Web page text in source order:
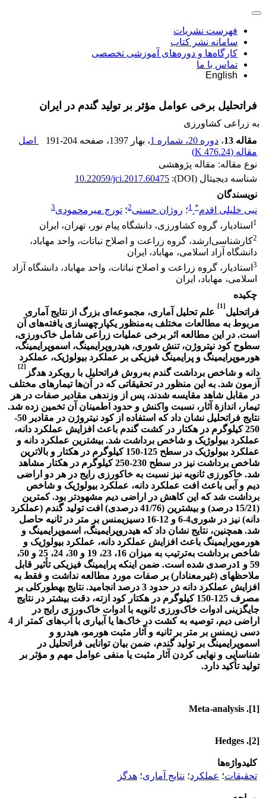
فهرست نشریات
سامانه نشر کتاب
کارگاه‌ها و دوره‌های آموزشی تخصصی
تماس با ما
English
فراتحلیل برخی عوامل مؤثر بر تولید گندم در ایران
به زراعی کشاورزی
مقاله 13
، دوره 20، شماره 1 ، بهار 1397 ، صفحه 191-204
اصل
مقاله (476.24 K
)
نوع مقاله: مقاله پژوهشی
شناسه دیجیتال (DOI):
10.22059/jci.2017.60475
نویسندگان
نبی خلیلی اقدم*
1؛ روژان حسنی2؛ تورج میرمحمودی3
1 استادیار، گروه کشاورزی، دانشگاه پیام نور، تهران، ایران
2کارشناسی‌ارشد، گروه زراعت و اصلاح نباتات، واحد مهاباد،
دانشگاه آزاد اسلامی، مهاباد، ایران
3 استادیار، گروه زراعت و اصلاح نباتات، واحد مهاباد، دانشگاه آزاد
اسلامی، مهاباد، ایران
چکیده
فراتحلیل
[1]
علم تحلیل آماری، مجموعه‌ای بزرگ از نتایج آماری
مربوط به مطالعات مختلف به‌منظور یکپارچه‏سازی یافته‌های آن
است. در این مطالعه اثر برخی عملیات زراعی شامل خاک‌ورزی،
سطوح کود نیتروژن، تنش شوری، هیدروپرایمینگ، اسموپرایمینگ،
هورموپرایمینگ و پرایمینگ فیزیکی بر عملکرد بیولوژیک، عملکرد
دانه و شاخص برداشت گندم به‌روش فراتحلیل با رویکرد هدگز
[2]
آزمون شد. به این منظور در تحقیقاتی که در آن‌ها تیمار‌های مختلف
در مقابل شاهد مقایسه شدند، پس از وزن‏دهی مقادیر صفات در هر
تیمار، اندازة آثار، نسبت واکنش و حدود اطمینان آن تخمین زده شد.
نتایج فراتحلیل نشان داد که استفاده از کود نیتروژن در مقادیر 50-
250 کیلوگرم در هکتار در کشت گندم باعث افزایش عملکرد دانه،
عملکرد بیولوژیک و شاخص برداشت شد. بیشترین عملکرد دانه و
عملکرد بیولوژیک در سطح 125-150 کیلوگرم در هکتار و بالاترین
شاخص برداشت نیز در سطح 230-250 کیلوگرم در هکتار مشاهد
شد. خاک‏ورزی ثانویه نیز نسبت به خاک‏ورزی رایج در هر دو اراضی
دیم و آبی باعث افت عملکرد دانه، عملکرد بیولوژیک و شاخص
برداشت شد که این کاهش در اراضی دیم مشهودتر بود. کمترین
(15/21 درصد) و بیشترین (41/76 درصدی) افت تولید گندم (عملکرد
دانه) نیز در شوری4-6 و 12-16 دسی‏زیمنس بر متر در ثانیه حاصل
شد. همچنین، نتایج نشان داد که هیدروپرایمینگ، اسموپرایمینگ و
هورموپرایمینگ باعث افزایش عملکرد دانه، عملکرد بیولوژیک و
شاخص برداشت به‌‌ترتیب به میزان 16، 23، 19 و 30، 24، 25 و 50،
59 و 1درصدی شده است. ضمن اینکه پرایمینگ فیزیکی تأثیر قابل
ملاحظه‏ای (غیرمعنادار) بر صفات مورد مطالعه نداشت و فقط به
افزایش عملکرد دانه در حدود 3 درصد انجامید. نتایج به‏طورکلی بر
مصرف 125-150 کیلوگرم در هکتار کود ازته، دقت بیشتر در نتایج
جایگزینی ادوات خاک‌ورزی ثانویه با ادوات خاک‌ورزی رایج در
اراضی دیم، توصیه به کشت در خاک‌ها یا آبیاری با آب‌های کمتر از 4
دسی زیمنس بر متر بر ثانیه و آثار مثبت هورمو، هیدرو و
اسموپرایمینگ بر تولید گندم، ضمن بیان توانایی فراتحلیل در
شناسایی و نهایی کردن آثار مثبت یا منفی عوامل مهم و مؤثر بر
تولید تأکید دارد.
[1]. Meta-analysis
[2]. Hedges
کلیدواژه‌ها
تحقیقات؛ عملکرد؛ نتایج آماری؛ هدگز